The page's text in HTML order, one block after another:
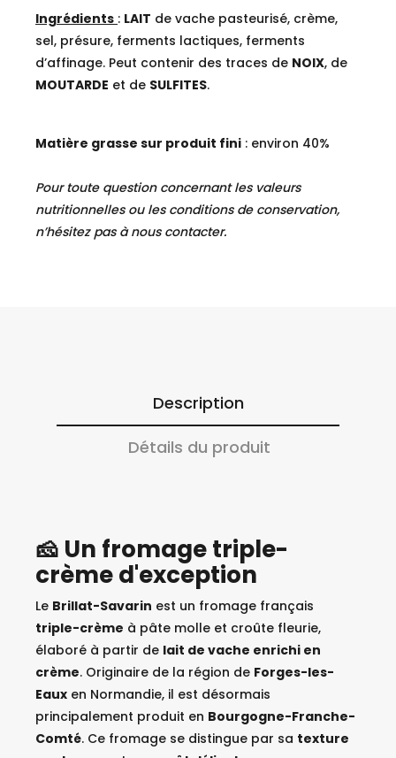
Ingrédients : LAIT de vache pasteurisé, crème,
sel, présure, ferments lactiques, ferments
d’affinage. Peut contenir des traces de NOIX, de
MOUTARDE et de SULFITES.
Matière grasse sur produit fini : environ 40%
Pour toute question concernant les valeurs
nutritionnelles ou les conditions de conservation,
n’hésitez pas à nous contacter.
Description
Détails du produit
🧀 Un fromage triple-
crème d'exception
Le Brillat-Savarin est un fromage français
triple-crème à pâte molle et croûte fleurie,
élaboré à partir de lait de vache enrichi en
crème. Originaire de la région de Forges-les-
Eaux en Normandie, il est désormais
principalement produit en Bourgogne-Franche-
Comté. Ce fromage se distingue par sa texture